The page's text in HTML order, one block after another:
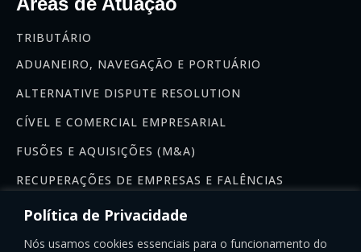
Política de Privacidade
Nós usamos cookies essenciais para o funcionamento do
TRIBUTÁRIO
ADUANEIRO, NAVEGAÇÃO E PORTUÁRIO
ALTERNATIVE DISPUTE RESOLUTION
CÍVEL E COMERCIAL EMPRESARIAL
FUSÕES E AQUISIÇÕES (M&A)
RECUPERAÇÕES DE EMPRESAS E FALÊNCIAS
Se inscreva na nossa newsletter: